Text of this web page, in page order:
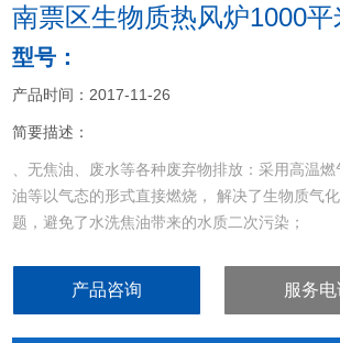
南票区生物质热风炉1000
型号：
产品时间：2017-11-26
简要描述：
、无焦油、废水等各种废弃物排放：采用高温
油等以气态的形式直接燃烧， 解决了生物质气
题，避免了水洗焦油带来的水质二次污染；
南票区生物质热风炉1000平米供暖使用
产品咨询 服务电